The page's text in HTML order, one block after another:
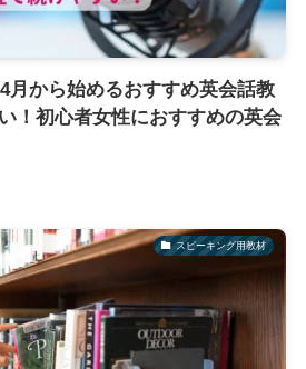
月から始めるおすすめ英会話教
！初心者女性におすすめの英会
スピーキング用教材